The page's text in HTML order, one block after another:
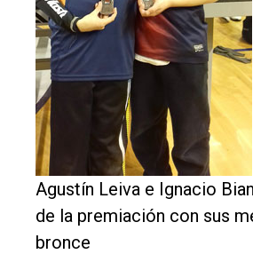
Balcarce
Inicio
Tendencia
Int.
General
Política
Cultura
Agustín Leiva e Ignacio
de la premiación con sus
bronce